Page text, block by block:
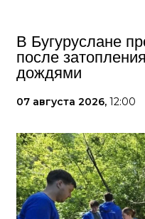
В Бугуруслане
после
дождями
07 августа 2026, 12:00